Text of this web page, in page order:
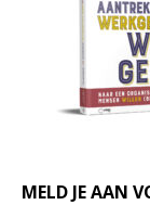
MELD JE AAN